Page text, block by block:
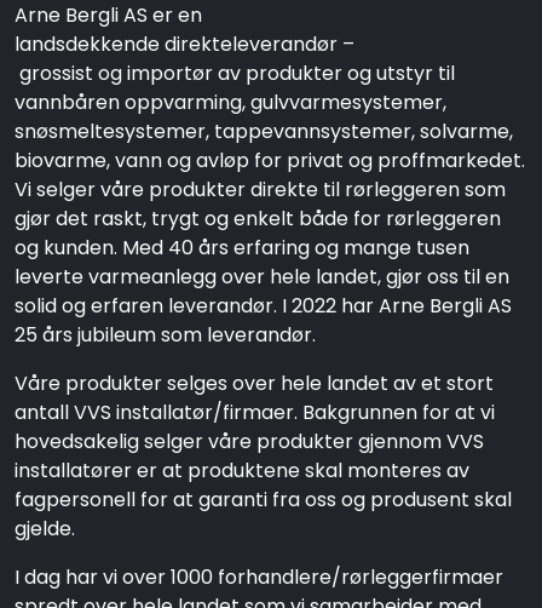
Arne Bergli AS er en
landsdekkende direkteleverandør –
grossist og importør av produkter og utstyr til
vannbåren oppvarming, gulvvarmesystemer,
snøsmeltesystemer, tappevannsystemer, solvarme,
biovarme, vann og avløp for privat og proffmarkedet.
Vi selger våre produkter direkte til rørleggeren som
gjør det raskt, trygt og enkelt både for rørleggeren
og kunden. Med 40 års erfaring og mange tusen
leverte varmeanlegg over hele landet, gjør oss til en
solid og erfaren leverandør. I 2022 har Arne Bergli AS
25 års jubileum som leverandør.
Våre produkter selges over hele landet av et stort
antall VVS installatør/firmaer. Bakgrunnen for at vi
hovedsakelig selger våre produkter gjennom VVS
installatører er at produktene skal monteres av
fagpersonell for at garanti fra oss og produsent skal
gjelde.
I dag har vi over 1000 forhandlere/rørleggerfirmaer